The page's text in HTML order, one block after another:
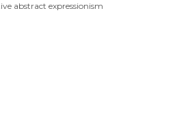
abstract expressionism